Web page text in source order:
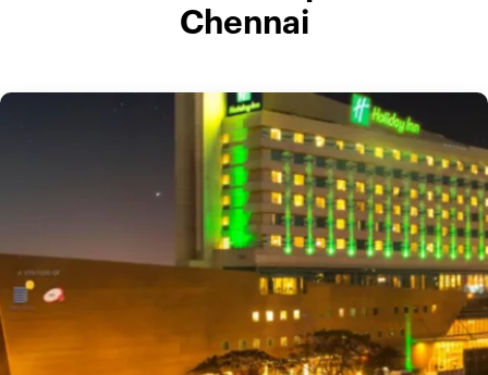
Chennai